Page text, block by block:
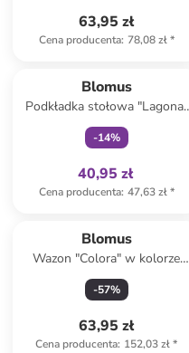
63,95 zł
Cena producenta: 78,08 zł*
Blomus
Podkładka stołowa "Lagona"
w kolorze beżowym - 36 x 48
cm
-14%
40,95 zł
Cena producenta: 47,63 zł*
Blomus
Wazon "Colora" w kolorze
zielonym - wys. 15 x Ø 10 cm
-57%
63,95 zł
Cena producenta: 152,03 zł*